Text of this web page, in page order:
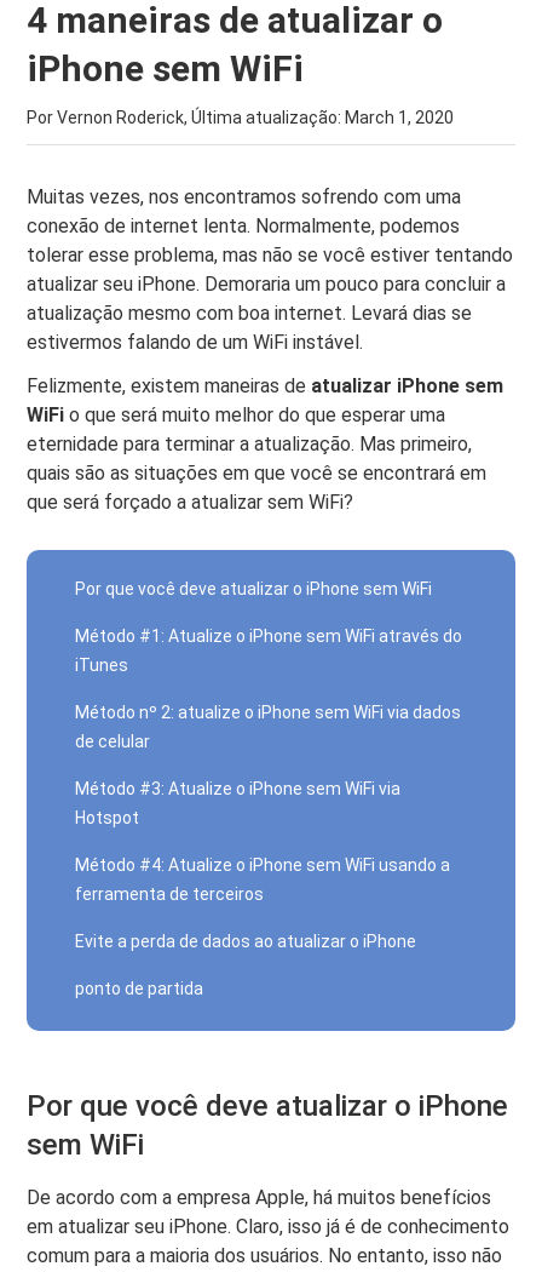
4 maneiras de atualizar o
iPhone sem WiFi
Por Vernon Roderick, Última atualização: March 1, 2020
Muitas vezes, nos encontramos sofrendo com uma
conexão de internet lenta. Normalmente, podemos
tolerar esse problema, mas não se você estiver tentando
atualizar seu iPhone. Demoraria um pouco para concluir a
atualização mesmo com boa internet. Levará dias se
estivermos falando de um WiFi instável.
Felizmente, existem maneiras de atualizar iPhone sem
WiFi o que será muito melhor do que esperar uma
eternidade para terminar a atualização. Mas primeiro,
quais são as situações em que você se encontrará em
que será forçado a atualizar sem WiFi?
Por que você deve atualizar o iPhone sem WiFi
Método #1: Atualize o iPhone sem WiFi através do
iTunes
Método nº 2: atualize o iPhone sem WiFi via dados
de celular
Método #3: Atualize o iPhone sem WiFi via
Hotspot
Método #4: Atualize o iPhone sem WiFi usando a
ferramenta de terceiros
Evite a perda de dados ao atualizar o iPhone
ponto de partida
Por que você deve atualizar o iPhone
sem WiFi
De acordo com a empresa Apple, há muitos benefícios
em atualizar seu iPhone. Claro, isso já é de conhecimento
comum para a maioria dos usuários. No entanto, isso não